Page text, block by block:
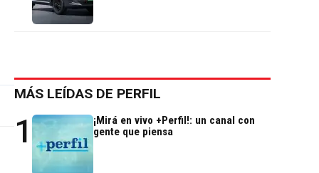
MÁS LEÍDAS DE PERFIL
1
¡Mirá en vivo +Perfil!: un canal con
gente que piensa